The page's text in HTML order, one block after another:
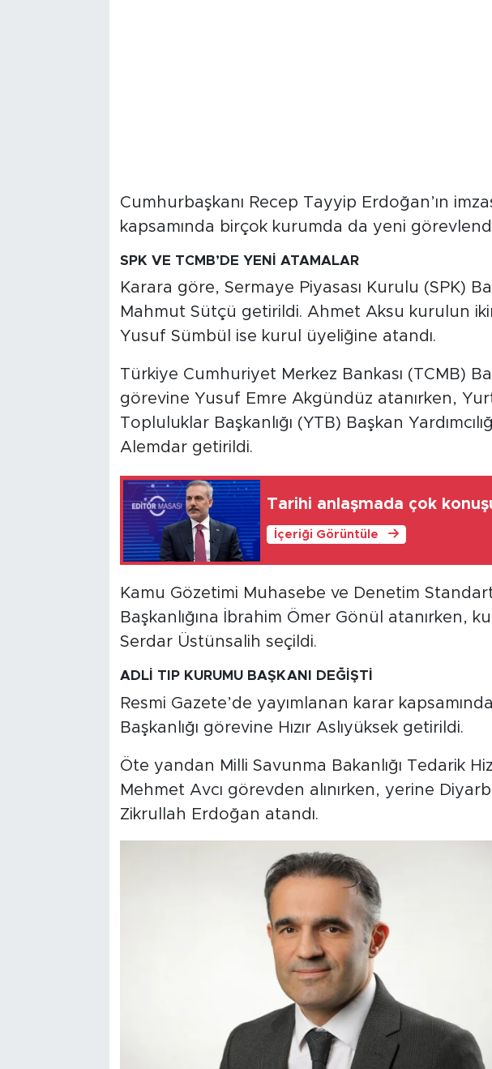
Cumhurbaşkanı Recep Tayyip Erdoğan’ın
kapsamında birçok kurumda da yeni
SPK VE TCMB’DE YENİ ATAMALAR
Karara göre, Sermaye Piyasası Kurulu (SPK)
Mahmut Sütçü getirildi. Ahmet Aksu kurulun
Yusuf Sümbül ise kurul üyeliğine atandı.
Türkiye Cumhuriyet Merkez Bankası (TCMB)
görevine Yusuf Emre Akgündüz atanırken,
Topluluklar Başkanlığı (YTB) Başkan
Alemdar getirildi.
Tarihi anlaşmada çok
İçeriği Görüntüle
Kamu Gözetimi Muhasebe ve Denetim
Başkanlığına İbrahim Ömer Gönül atanırken,
Serdar Üstünsalih seçildi.
ADLİ TIP KURUMU BAŞKANI DEĞİŞTİ
Resmi Gazete’de yayımlanan karar
Başkanlığı görevine Hızır Aslıyüksek getirildi.
Öte yandan Milli Savunma Bakanlığı Tedarik
Mehmet Avcı görevden alınırken, yerine
Zikrullah Erdoğan atandı.